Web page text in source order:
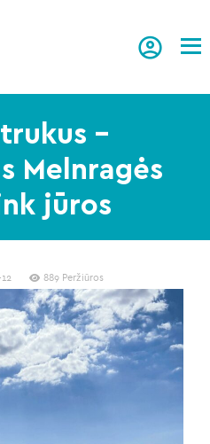
–
Melnragės
jūros
889 Peržiūros